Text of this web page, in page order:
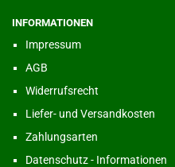
INFORMATIONEN
Impressum
AGB
Widerrufsrecht
Liefer- und Versandkosten
Zahlungsarten
Datenschutz - Informationen